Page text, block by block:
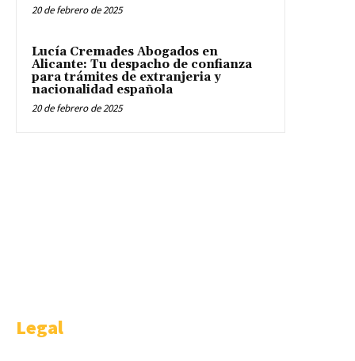
20 de febrero de 2025
Lucía Cremades Abogados en
Alicante: Tu despacho de confianza
para trámites de extranjeria y
nacionalidad española
20 de febrero de 2025
Legal